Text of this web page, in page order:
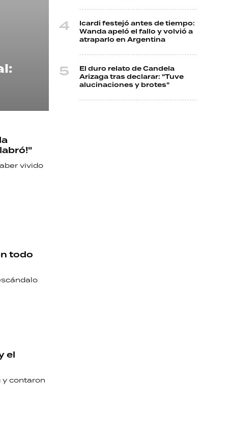
vivido
todo
el
y contaron
Icardi festejó antes de tiempo:
Wanda apeló el fallo y volvió a
atraparlo en Argentina
El duro relato de Candela
Arizaga tras declarar: "Tuve
alucinaciones y brotes"